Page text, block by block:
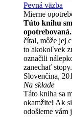
Pevná väzba
Mierne
Túto knihu
opotrebovaná.
čítal, môže jej
to akokoľvek
označili
zanechať stopy.
Slovenčina,
Na sklade
Táto kniha sa
okamžite! Ak
odošleme vám